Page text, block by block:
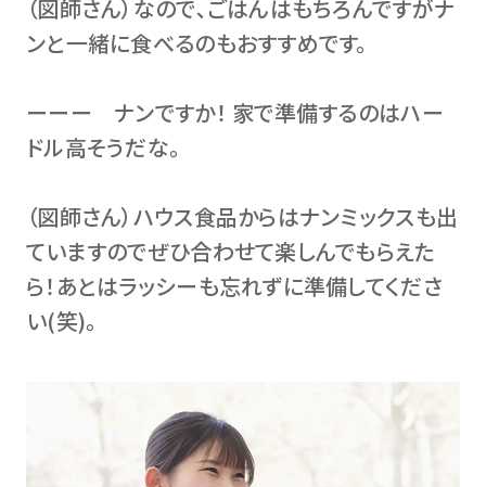
（図師さん）なので､ごはんはもちろんですがナ
ンと一緒に食べるのもおすすめです。
ーーー ナンですか！ 家で準備するのはハー
ドル高そうだな。
（図師さん）ハウス食品からはナンミックスも出
ていますのでぜひ合わせて楽しんでもらえた
ら！あとはラッシーも忘れずに準備してくださ
い(笑)。